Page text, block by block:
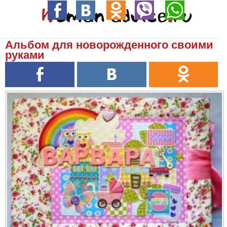
Альбом для новорожденного своими
руками